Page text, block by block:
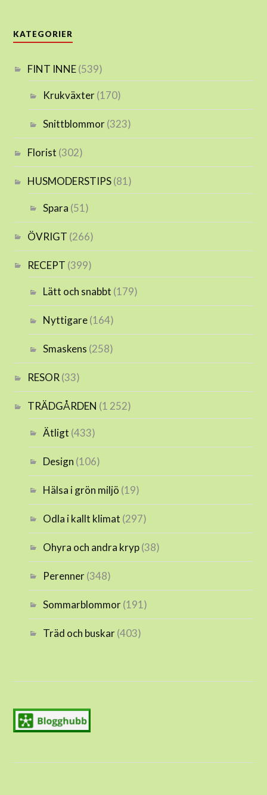
KATEGORIER
FINT INNE(539)
Krukväxter(170)
Snittblommor(323)
Florist (302)
HUSMODERSTIPS(81)
Spara (51)
ÖVRIGT (266)
RECEPT (399)
Lätt och snabbt (179)
Nyttigare(164)
Smaskens (258)
RESOR (33)
TRÄDGÅRDEN (1 252)
Ätligt (433)
Design (106)
Hälsa i grön miljö (19)
Odla i kallt klimat (297)
Ohyra och andra kryp(38)
Perenner(348)
Sommarblommor(191)
Träd och buskar(403)